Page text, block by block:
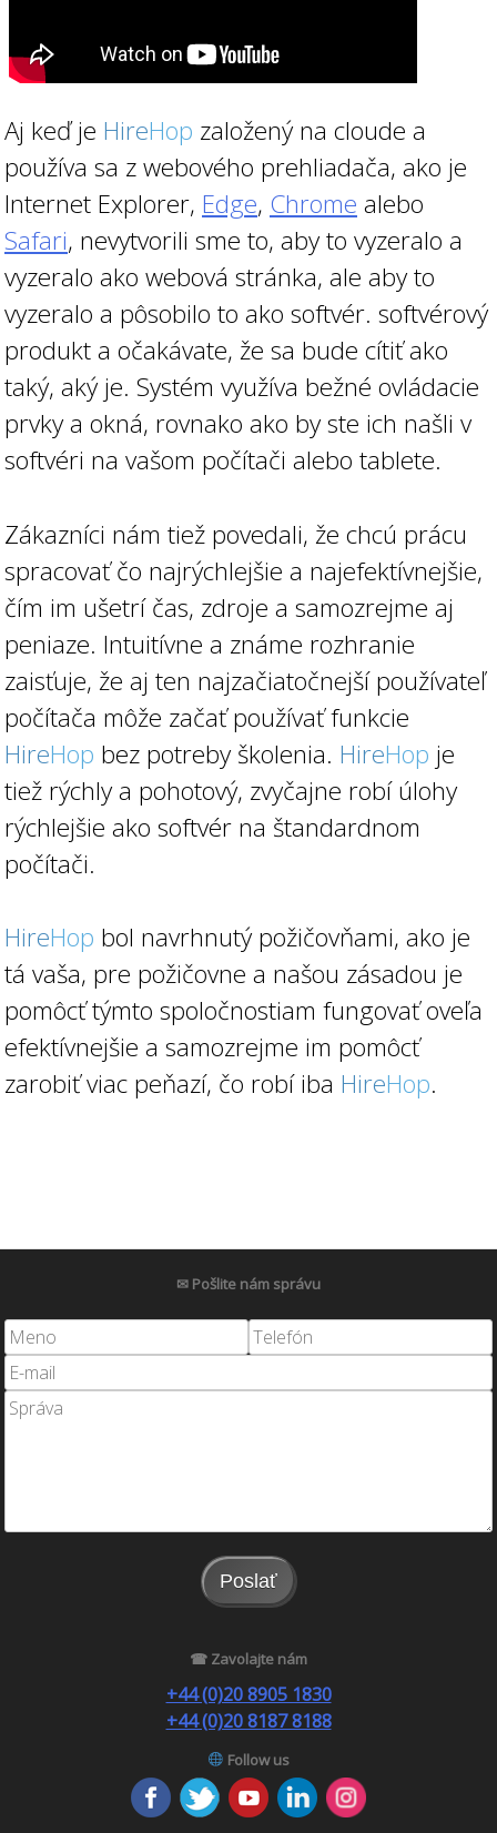
Aj keď je HireHop založený na cloude a
používa sa z webového prehliadača, ako je
Internet Explorer, Edge, Chrome alebo
Safari, nevytvorili sme to, aby to vyzeralo a
vyzeralo ako webová stránka, ale aby to
vyzeralo a pôsobilo to ako softvér. softvérový
produkt a očakávate, že sa bude cítiť ako
taký, aký je. Systém využíva bežné ovládacie
prvky a okná, rovnako ako by ste ich našli v
softvéri na vašom počítači alebo tablete.
Zákazníci nám tiež povedali, že chcú prácu
spracovať čo najrýchlejšie a najefektívnejšie,
čím im ušetrí čas, zdroje a samozrejme aj
peniaze. Intuitívne a známe rozhranie
zaisťuje, že aj ten najzačiatočnejší používateľ
počítača môže začať používať funkcie
HireHop bez potreby školenia. HireHop je
tiež rýchly a pohotový, zvyčajne robí úlohy
rýchlejšie ako softvér na štandardnom
počítači.
HireHop bol navrhnutý požičovňami, ako je
tá vaša, pre požičovne a našou zásadou je
pomôcť týmto spoločnostiam fungovať oveľa
efektívnejšie a samozrejme im pomôcť
zarobiť viac peňazí, čo robí iba HireHop.
✉ Pošlite nám správu
Poslať
☎ Zavolajte nám
+44 (0)20 8905 1830
+44 (0)20 8187 8188
Follow us